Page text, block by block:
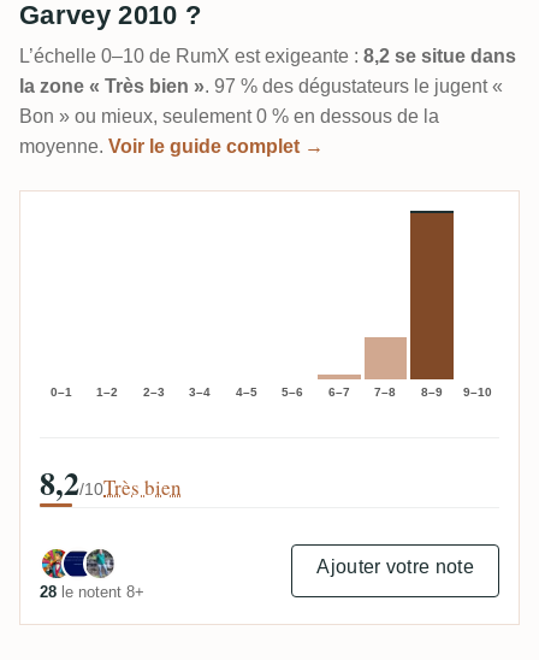
Garvey 2010 ?
L’échelle 0–10 de RumX est exigeante : 8,2 se situe dans
la zone « Très bien ». 97 % des dégustateurs le jugent «
Bon » ou mieux, seulement 0 % en dessous de la
moyenne. Voir le guide complet →
0–1 1–2 2–3 3–4 4–5 5–6 6–7 7–8 8–9 9–10
8,2/10Très bien
28 le notent 8+
Ajouter votre note